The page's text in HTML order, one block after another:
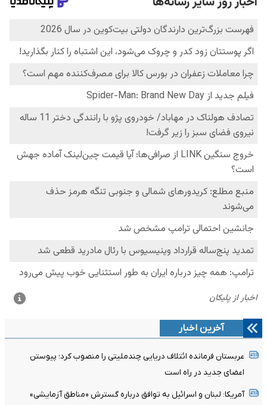
آخرین اخبار
عربستان فرمانده ائتلاف دریایی چندملیتی را منصوب کرد؛ پیوستن
اعضای جدید در راه است
آمریکا: لبنان و اسرائیل به توافق درباره گسترش «مناطق آزمایشی»